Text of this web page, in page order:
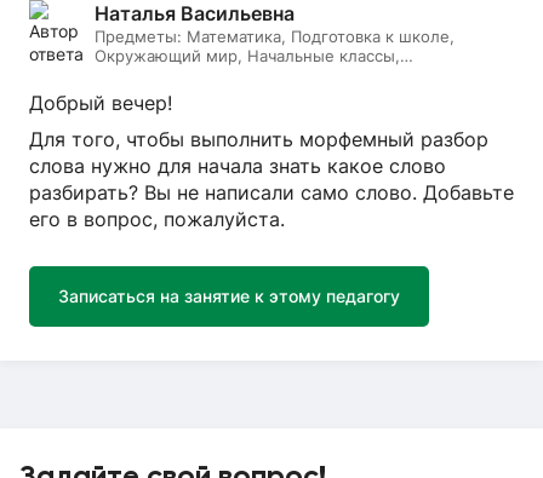
Наталья Васильевна
Предметы: Математика, Подготовка к школе,
Окружающий мир, Начальные классы,
Добрый вечер!
Для того, чтобы выполнить морфемный разбор
слова нужно для начала знать какое слово
разбирать? Вы не написали само слово. Добавьте
его в вопрос, пожалуйста.
Записаться на занятие к этому педагогу